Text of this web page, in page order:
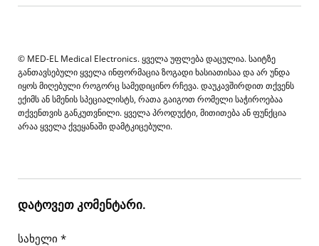
© MED-EL Medical Electronics. ყველა უფლება დაცულია. საიტზე
განთავსებული ყველა ინფორმაცია ზოგადი ხასიათისაა და არ უნდა
იყოს მიღებული როგორც სამედიცინო რჩევა. დაუკავშირდით თქვენს
ექიმს ან სმენის სპეციალისტს, რათა გაიგოთ რომელი საჭიროებაა
თქვენთვის განკუთვნილი. ყველა პროდუქტი, მითითება ან ფუნქცია
არაა ყველა ქვეყანაში დამტკიცებული.
დატოვეთ კომენტარი.
სახელი *